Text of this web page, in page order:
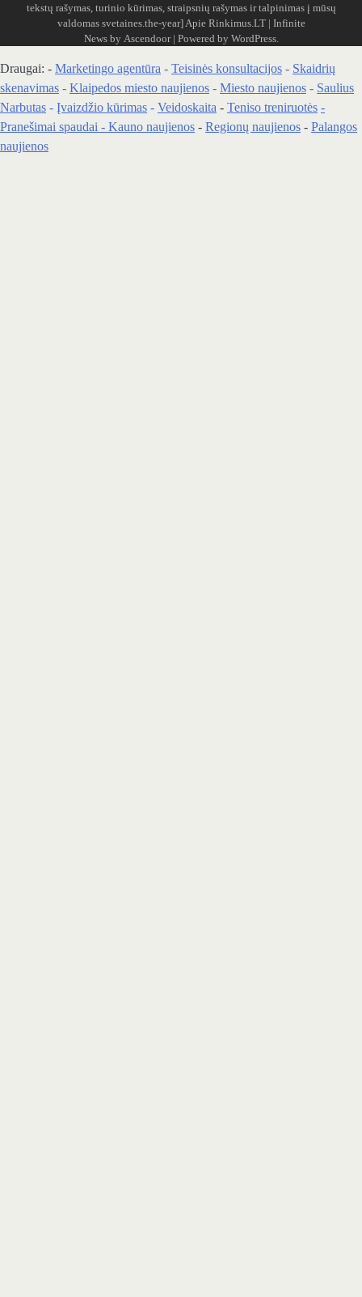
tekstų rašymas, turinio kūrimas, straipsnių rašymas ir talpinimas į mūsų
valdomas svetaines.the-year] Apie Rinkimus.LT| Infinite
News by Ascendoor| Powered by WordPress.
Draugai: - Marketingo agentūra - Teisinės konsultacijos - Skaidrių
skenavimas - Klaipedos miesto naujienos - Miesto naujienos - Saulius
Narbutas - Įvaizdžio kūrimas - Veidoskaita - Teniso treniruotės -
Pranešimai spaudai - Kauno naujienos - Regionų naujienos - Palangos
naujienos